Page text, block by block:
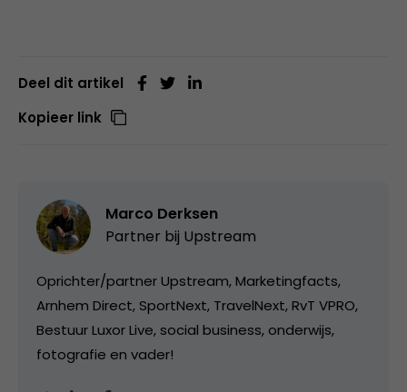
Deel dit artikel
Kopieer link
Marco Derksen
Partner bij Upstream
Oprichter/partner Upstream, Marketingfacts,
Arnhem Direct, SportNext, TravelNext, RvT VPRO,
Bestuur Luxor Live, social business, onderwijs,
fotografie en vader!